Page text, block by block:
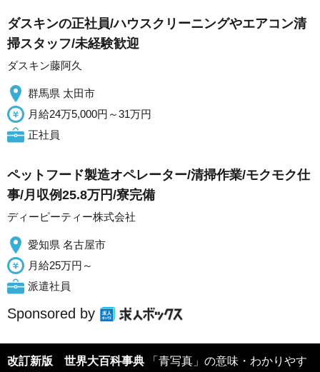
ダスキンの正社員/ハウスクリーニングやエアコン清
掃スタッフ/未経験歓迎
ダスキン藤阿久
群馬県 太田市
月給24万5,000円～31万円
正社員
ペットフード製造オペレーター/清掃作業/モクモク仕
事/月収例25.8万円/寮完備
ディーピーティー株式会社
愛知県 名古屋市
月給25万円～
派遣社員
Sponsored by
改訂新版 世界大百科事典